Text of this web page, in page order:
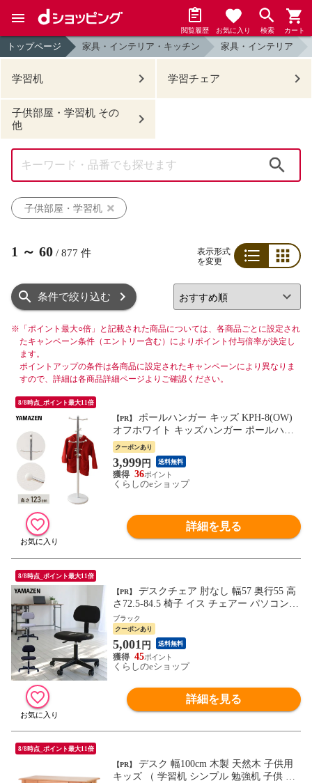
閲覧履歴 お気に入り 検索 カート
トップページ 家具・インテリア・キッチン 家具・インテリア
学習机 学習チェア
子供部屋・学習机 その
他
子供部屋・学習机
1 ～ 60 / 877 件
表示形式
を変更
条件で絞り込む
※ 「ポイント最大○倍」と記載された商品については、各商品ごとに設定され
たキャンペーン条件（エントリー含む）によりポイント付与倍率が決定し
ます。
ポイントアップの条件は各商品に設定されたキャンペーンにより異なりま
すので、詳細は各商品詳細ページよりご確認ください。
8/8時点_ポイント最大11倍
【PR】
オフホワイト キッズハンガー ポールハン
ガー ハンガーラック コートハンガー クロ
ーゼットハンガー 山善 YAMAZEN 【送料
無料】
クーポンあり
3,999円 送料無料
36
くらしのeショップ
詳細を見る
8/8時点_ポイント最大11倍
【PR】
さ72.5-84.5 椅子 イス チェアー パソコンチ
ェア 子供 デスク 用 机 ファブリック オフ
ィスチェア 昇降 回転 キャスター付き 勉強
椅子 中学生 高校生 新生活 一人暮らし 山
ブラック
クーポンあり
5,001 円 送料無料
45
くらしのeショップ
詳細を見る
8/8時点_ポイント最大11倍
【PR】
キッズ （ 学習机 シンプル 勉強机 子供 リ